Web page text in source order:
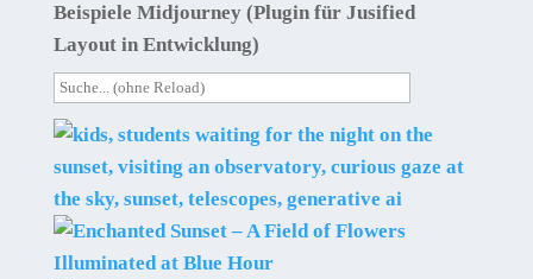
Beispiele Midjourney (Plugin für Jusified
Layout in Entwicklung)